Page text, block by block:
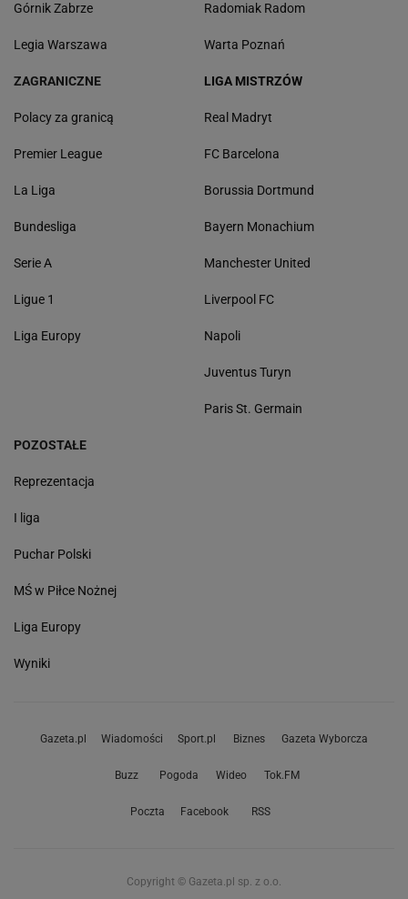
Górnik Zabrze
Legia Warszawa
Radomiak Radom
Warta Poznań
ZAGRANICZNE
Polacy za granicą
Premier League
La Liga
Bundesliga
Serie A
Ligue 1
Liga Europy
LIGA MISTRZÓW
Real Madryt
FC Barcelona
Borussia Dortmund
Bayern Monachium
Manchester United
Liverpool FC
Napoli
Juventus Turyn
Paris St. Germain
POZOSTAŁE
Reprezentacja
I liga
Puchar Polski
MŚ w Piłce Nożnej
Liga Europy
Wyniki
Gazeta.pl Wiadomości Sport.pl Biznes Gazeta Wyborcza
Buzz Pogoda Wideo Tok.FM
Poczta Facebook RSS
Copyright © Gazeta.pl sp. z o.o.